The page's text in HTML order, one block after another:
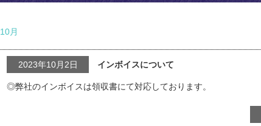
10月
2023年10月2日 インボイスについて
◎弊社のインボイスは領収書にて対応しております。